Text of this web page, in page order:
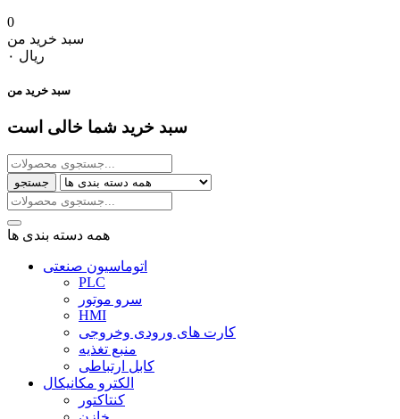
0
سبد خرید من
‎ریال ۰
سبد خرید من
سبد خرید شما خالی است
جستجو
همه دسته بندی ها
اتوماسیون صنعتی
PLC
سرو موتور
HMI
کارت های ورودی وخروجی
منبع تغذیه
کابل ارتباطی
الکترو مکانیکال
کنتاکتور